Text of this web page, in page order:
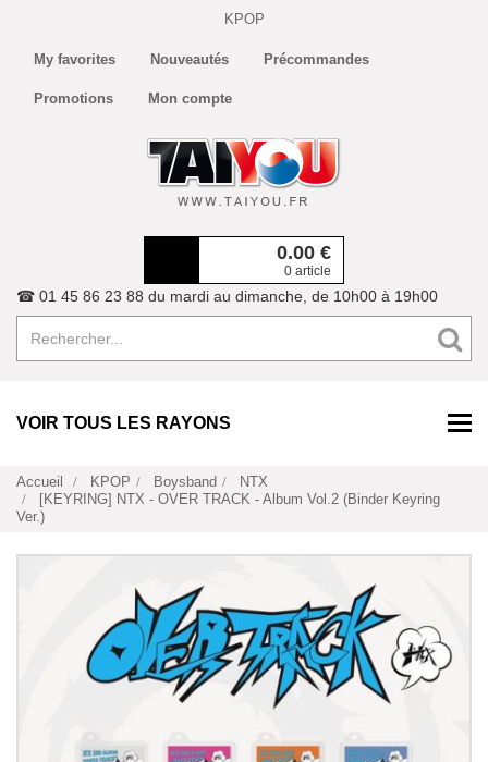
KPOP
My favorites Nouveautés Précommandes
Promotions Mon compte
0.00 €
0 article
☎ 01 45 86 23 88 du mardi au dimanche, de 10h00 à 19h00
VOIR TOUS LES RAYONS
Accueil KPOP Boysband
NTX
[KEYRING] NTX - OVER TRACK - Album Vol.2 (Binder Keyring
Ver.)